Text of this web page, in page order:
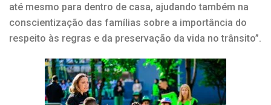
até mesmo para dentro de casa, ajudando também na
conscientização das famílias sobre a importância do
respeito às regras e da preservação da vida no trânsito”.